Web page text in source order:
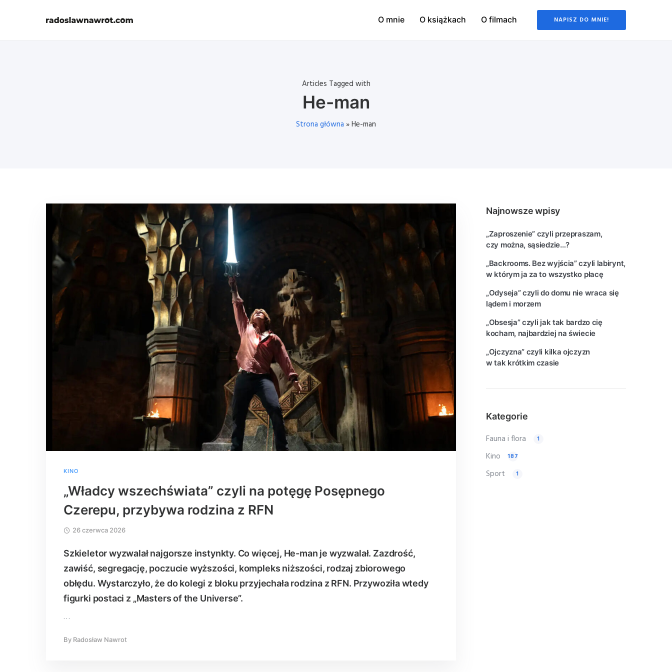
O mnie O książkach O filmach NAPISZ DO MNIE!
Articles Tagged with
He-man
Strona główna »He-man
KINO
„Władcy wszechświata” czyli na potęgę Posępnego
Czerepu, przybywa rodzina z RFN
26 czerwca 2026
Szkieletor wyzwalał najgorsze instynkty. Co więcej, He-man je wyzwalał. Zazdrość,
zawiść, segregację, poczucie wyższości, kompleks niższości, rodzaj zbiorowego
obłędu. Wystarczyło, że do kolegi z bloku przyjechała rodzina z RFN. Przywoziła wtedy
figurki postaci z „Masters of the Universe”.
…
By Radosław Nawrot
Najnowsze wpisy
„Zaproszenie” czyli przepraszam,
czy można, sąsiedzie…?
„Backrooms. Bez wyjścia” czyli labirynt,
w którym ja za to wszystko płacę
„Odyseja” czyli do domu nie wraca się
lądem i morzem
„Obsesja” czyli jak tak bardzo cię
kocham, najbardziej na świecie
„Ojczyzna” czyli kilka ojczyzn
w tak krótkim czasie
Kategorie
Fauna i flora 1
Kino 187
Sport 1